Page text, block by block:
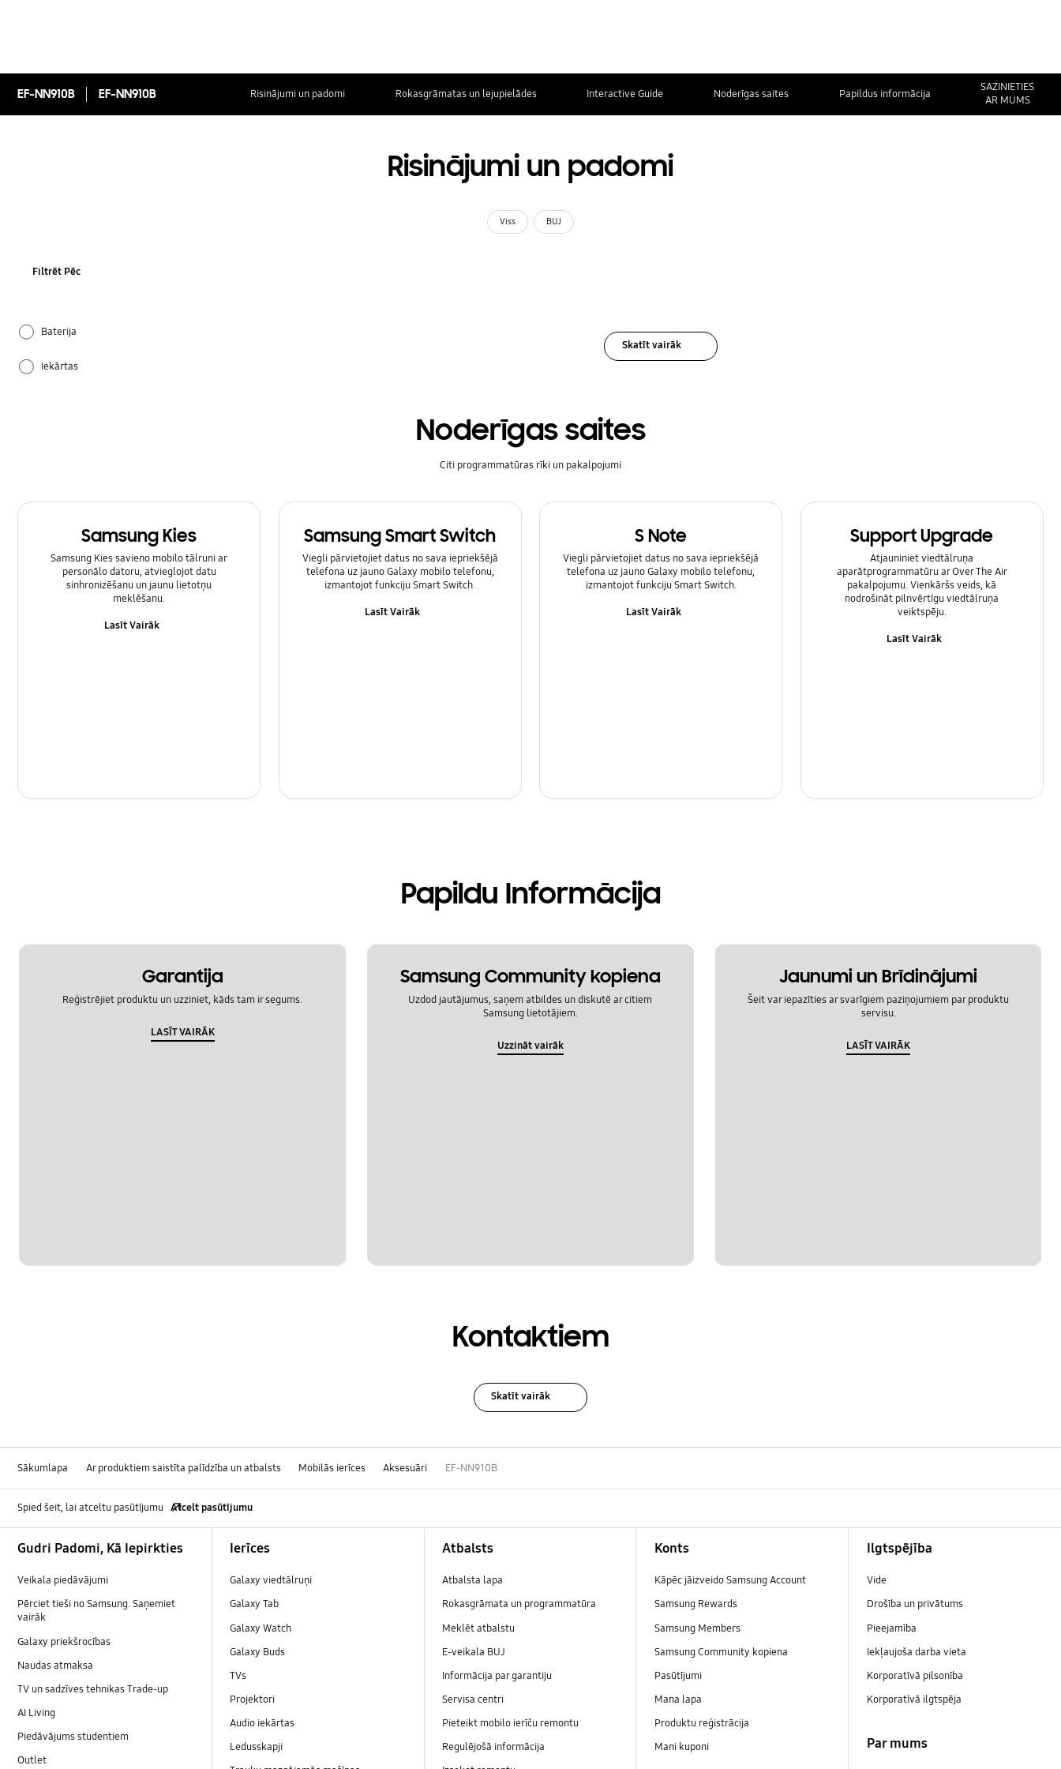
EF-NN910B EF-NN910B Risinājumi un padomi Rokasgrāmatas un lejupielādes Interactive Guide Noderīgas saites Papildus informācija
SAZINIETIES
AR MUMS
Risinājumi un padomi
Viss BUJ
Filtrēt Pēc
Baterija
Iekārtas
Skatīt vairāk
Noderīgas saites
Citi programmatūras rīki un pakalpojumi
Samsung Kies
Samsung Kies savieno mobilo tālruni ar
personālo datoru, atvieglojot datu
sinhronizēšanu un jaunu lietotņu
meklēšanu.
Lasīt Vairāk
Samsung Smart Switch
Viegli pārvietojiet datus no sava iepriekšējā
telefona uz jauno Galaxy mobilo telefonu,
izmantojot funkciju Smart Switch.
Lasīt Vairāk
S Note
Viegli pārvietojiet datus no sava iepriekšējā
telefona uz jauno Galaxy mobilo telefonu,
izmantojot funkciju Smart Switch.
Lasīt Vairāk
Support Upgrade
Atjauniniet viedtālruņa
aparātprogrammatūru ar Over The Air
pakalpojumu. Vienkāršs veids, kā
nodrošināt pilnvērtīgu viedtālruņa
veiktspēju.
Lasīt Vairāk
Papildu Informācija
Garantija
Reģistrējiet produktu un uzziniet, kāds tam ir segums.
LASĪT VAIRĀK
Samsung Community kopiena
Uzdod jautājumus, saņem atbildes un diskutē ar citiem
Samsung lietotājiem.
Uzzināt vairāk
Jaunumi un Brīdinājumi
Šeit var iepazīties ar svarīgiem paziņojumiem par produktu
servisu.
LASĪT VAIRĀK
Kontaktiem
Skatīt vairāk
Sākumlapa Ar produktiem saistīta palīdzība un atbalsts Mobilās ierīces Aksesuāri EF-NN910B
Spied šeit, lai atceltu pasūtījumu Atcelt pasūtījumu
Gudri Padomi, Kā Iepirkties
Veikala piedāvājumi
Pērciet tieši no Samsung. Saņemiet
vairāk
Galaxy priekšrocības
Naudas atmaksa
TV un sadzīves tehnikas Trade-up
AI Living
Piedāvājums studentiem
Outlet
Ierīces
Galaxy viedtālruņi
Galaxy Tab
Galaxy Watch
Galaxy Buds
TVs
Projektori
Audio iekārtas
Ledusskapji
Atbalsts
Atbalsta lapa
Rokasgrāmata un programmatūra
Meklēt atbalstu
E-veikala BUJ
Informācija par garantiju
Servisa centri
Pieteikt mobilo ierīču remontu
Regulējošā informācija
Konts
Kāpēc jāizveido Samsung Account
Samsung Rewards
Samsung Members
Samsung Community kopiena
Pasūtījumi
Mana lapa
Produktu reģistrācija
Mani kuponi
Ilgtspējība
Vide
Drošība un privātums
Pieejamība
Iekļaujoša darba vieta
Korporatīvā pilsonība
Korporatīvā ilgtspēja
Par mums